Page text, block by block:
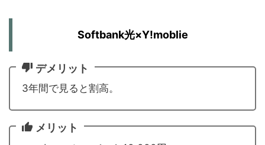
Softbank光×Y!moblie
デメリット
3年間で見ると割高。
メリット